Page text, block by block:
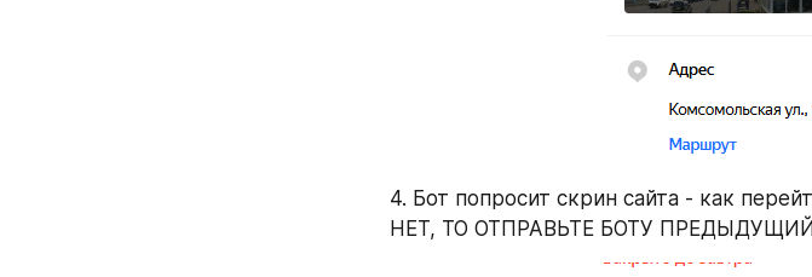
4. Бот попросит скрин сайта - как
НЕТ, ТО ОТПРАВЬТЕ БОТУ